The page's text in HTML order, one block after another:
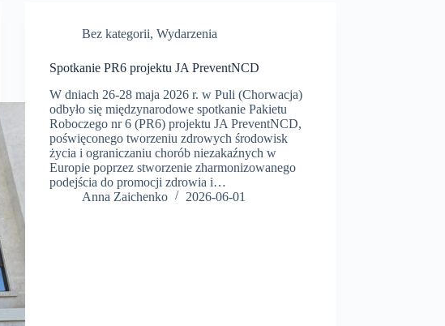
Bez kategorii,Wydarzenia
Spotkanie PR6 projektu JA PreventNCD
W dniach 26-28 maja 2026 r. w Puli (Chorwacja)
odbyło się międzynarodowe spotkanie Pakietu
Roboczego nr 6 (PR6) projektu JA PreventNCD,
poświęconego tworzeniu zdrowych środowisk
życia i ograniczaniu chorób niezakaźnych w
Europie poprzez stworzenie zharmonizowanego
podejścia do promocji zdrowia i…
Anna Zaichenko
2026-06-01